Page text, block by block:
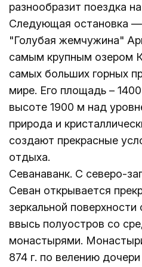
разнообразит поездка
Следующая остановка —
"Голубая жемчужина"
самым крупным озером
самых больших горных
мире. Его площадь –
высоте 1900 м над
природа и
создают прекрасные
отдыха.
Севанаванк. С северо-
Севан открывается
зеркальной
ввысь полуостров со
монастырями.
874 г. по велению